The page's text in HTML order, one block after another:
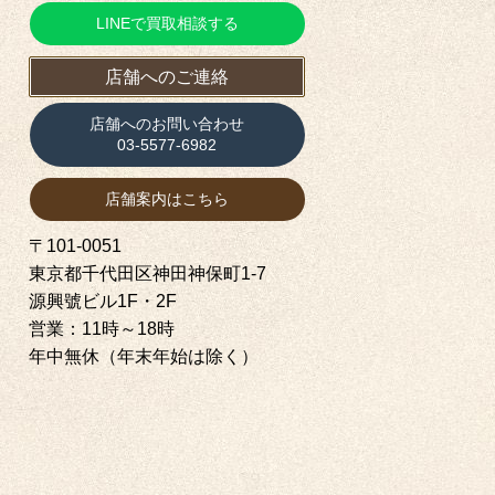
LINEで買取相談する
店舗へのご連絡
店舗へのお問い合わせ
03-5577-6982
店舗案内はこちら
〒101-0051
東京都千代田区神田神保町1‐7
源興號ビル1F・2F
営業：11時～18時
年中無休（年末年始は除く）